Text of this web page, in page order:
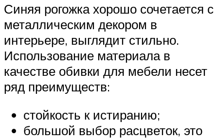
Синяя рогожка хорошо сочетается с
металлическим декором в
интерьере, выглядит стильно.
Использование материала в
качестве обивки для мебели несет
ряд преимуществ:
стойкость к истиранию;
большой выбор расцветок, это